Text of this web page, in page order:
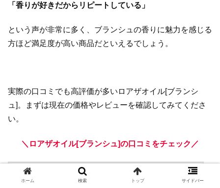
「香りが好きだからリピートしている」
という声が非常に多く、ブランシュの香りに魅力を感じる
方ほど満足度が高い商品だといえるでしょう。
実際の口コミでも高評価が多いロアザオイル[ブランシ
ュ]。まずは現在の価格やレビューを確認してみてくださ
い。
＼ロアザオイル[ブランシュ]の口コミをチェック／
【正規販売店/楽天1位】ロアザオイル
LOA THE OIL 30ml / 100ml
ホーム 検索 トップ サイドバー